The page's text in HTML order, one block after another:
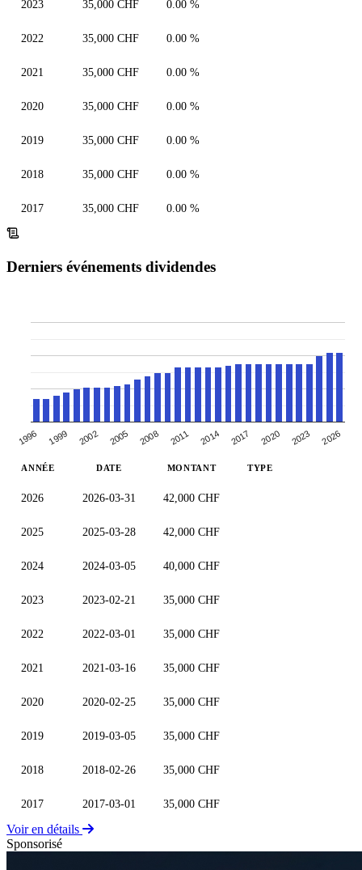
2023 35,000 CHF 0.00 %
2022 35,000 CHF 0.00 %
2021 35,000 CHF 0.00 %
2020 35,000 CHF 0.00 %
2019 35,000 CHF 0.00 %
2018 35,000 CHF 0.00 %
2017 35,000 CHF 0.00 %
Derniers événements dividendes
1996 1999 2002 2005 2008 2011 2014 2017 2020 2023 2026
ANNÉE DATE MONTANT TYPE
2026 2026-03-31 42,000 CHF
2025 2025-03-28 42,000 CHF
2024 2024-03-05 40,000 CHF
2023 2023-02-21 35,000 CHF
2022 2022-03-01 35,000 CHF
2021 2021-03-16 35,000 CHF
2020 2020-02-25 35,000 CHF
2019 2019-03-05 35,000 CHF
2018 2018-02-26 35,000 CHF
2017 2017-03-01 35,000 CHF
Voir en détails
Sponsorisé